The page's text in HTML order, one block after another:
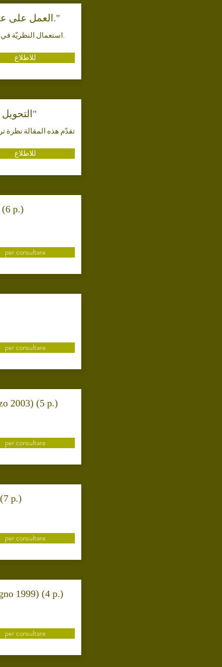
العمل على عدم ممارسة العنف مع الأشخاص الذين ارتكبوا جرائم قتل"(أيّار 2006) (ص.6)."
استعمال النظريّة في دورات مع فرق المعتقلين لمدّة طويلة في سجون بلجيكيّة مختلفة خلال 6 سنوات. وصف العمل ونتائجه.
للاطلاع
التحويل نحو حلّ النزاعات بطريقة غير عنيفة: قدرة كلّ واحد منّا" (تموز 2002) (ص.6)"
تقدّم هذه المقالة نظرة
للاطلاع
p.)
per consultare
per consultare
2003) (5 p.)
per consultare
p.)
per consultare
1999) (4 p.)
per consultare